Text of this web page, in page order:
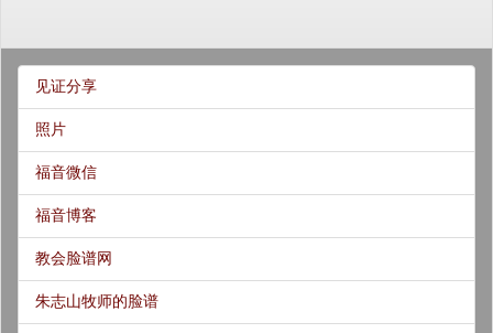
见证分享
照片
福音微信
福音博客
教会脸谱网
朱志山牧师的脸谱